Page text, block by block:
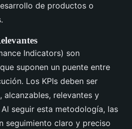
de productos o
Indicators) son
suponen un puente entre
Los KPIs deben ser
alcanzables, relevantes y
seguir esta metodología, las
seguimiento claro y preciso